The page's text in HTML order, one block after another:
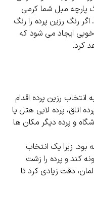
پارچه مبل شما کرمی
رنگ رزین پرده را رنگ
خوبی ایجاد می شود که
کرد.
رزین پرده اقدام
اتاق، پرده لابی هتل یا
و پرده دیگر مکان ها
بود. زیرا یک انتخاب
کند و پرده را زشت
دقت زیادی کرد تا